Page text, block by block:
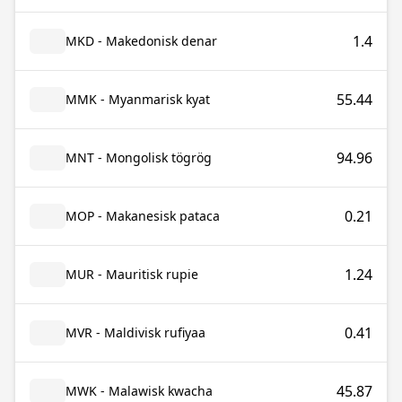
MKD - Makedonisk denar 1.4
MMK - Myanmarisk kyat 55.44
MNT - Mongolisk tögrög 94.96
MOP - Makanesisk pataca 0.21
MUR - Mauritisk rupie 1.24
MVR - Maldivisk rufiyaa 0.41
MWK - Malawisk kwacha 45.87